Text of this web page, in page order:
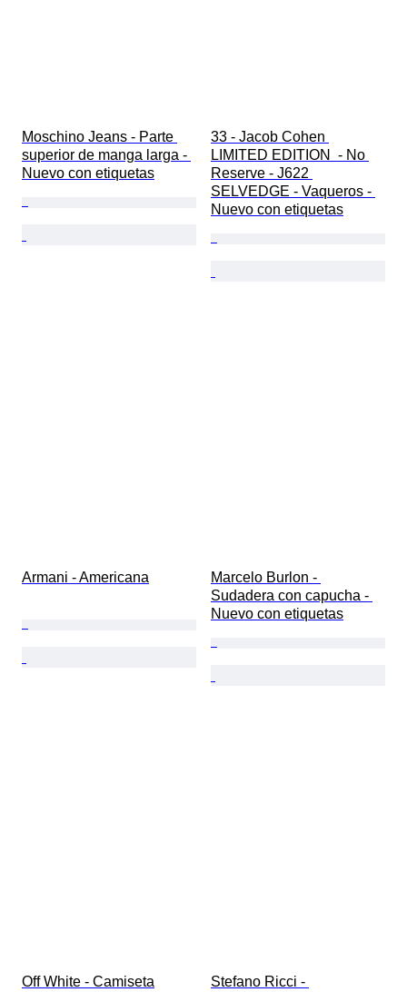
Moschino Jeans - Parte
superior de manga larga -
Nuevo con etiquetas
33 - Jacob Cohen
LIMITED EDITION  - No
Reserve - J622
SELVEDGE - Vaqueros -
Nuevo con etiquetas
Armani - Americana
Marcelo Burlon -
Sudadera con capucha -
Nuevo con etiquetas
Off White - Camiseta Stefano Ricci -